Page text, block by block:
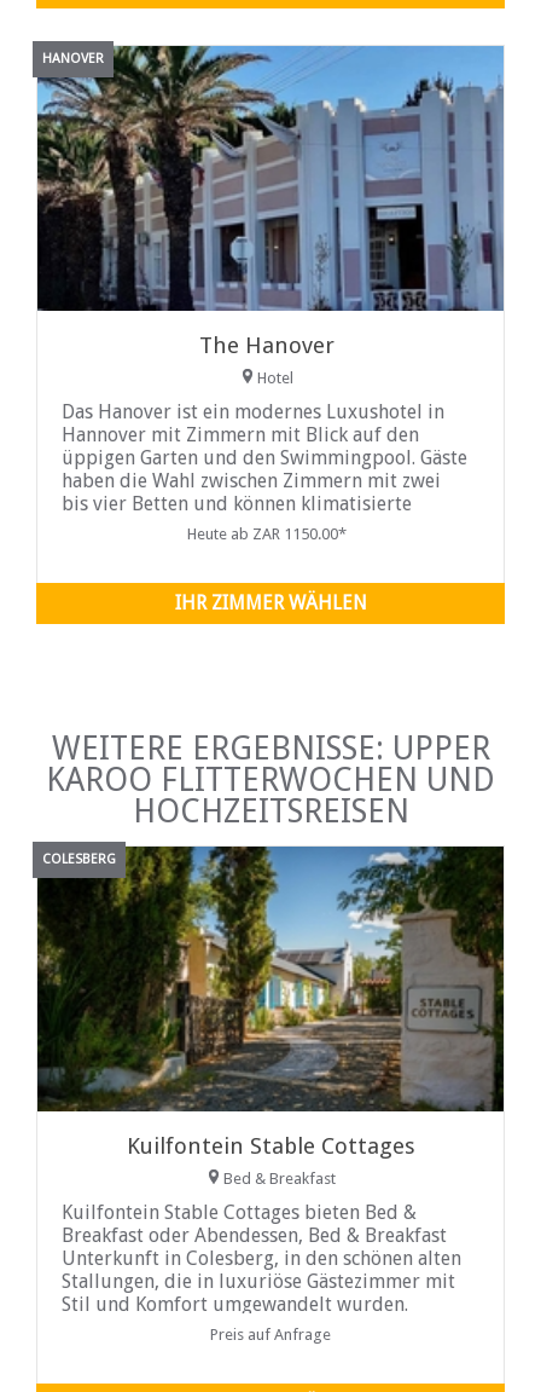
HANOVER
The Hanover
Hotel
Das Hanover ist ein modernes Luxushotel in
Hannover mit Zimmern mit Blick auf den
üppigen Garten und den Swimmingpool. Gäste
haben die Wahl zwischen Zimmern mit zwei
bis vier Betten und können klimatisierte
Zimmer buchen, die mit bequemen Kingsize-
ausgestattet sind.
Heute ab ZAR 1150.00*
IHR ZIMMER WÄHLEN
WEITERE ERGEBNISSE: UPPER
KAROO FLITTERWOCHEN UND
HOCHZEITSREISEN
COLESBERG
Kuilfontein Stable Cottages
Bed & Breakfast
Kuilfontein Stable Cottages bieten Bed &
Breakfast oder Abendessen, Bed & Breakfast
Unterkunft in Colesberg, in den schönen alten
Stallungen, die in luxuriöse Gästezimmer mit
Stil und Komfort umgewandelt wurden.
Preis auf Anfrage